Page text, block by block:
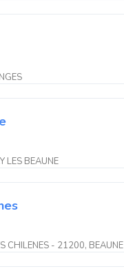
LES BEAUNE
CHILENES - 21200, BEAUNE